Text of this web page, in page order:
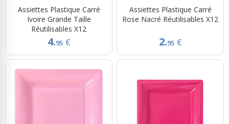
Assiettes Plastique Carré
Ivoire Grande Taille
Réutilisables X12
4.95 €
Assiettes Plastique Carré
Rose Nacré Réutilisables X12
2.95 €